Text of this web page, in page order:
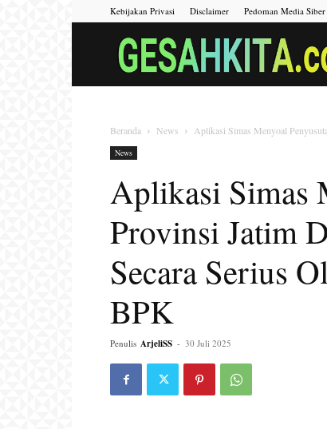
Kebijakan Privasi Disclaimer Pedoman Media Siber
Beranda News Aplikasi Simas Menyoal
News
Aplikasi Simas
Provinsi Jatim
Secara Serius
BPK
Penulis ArjeliSS - 30 Juli 2025